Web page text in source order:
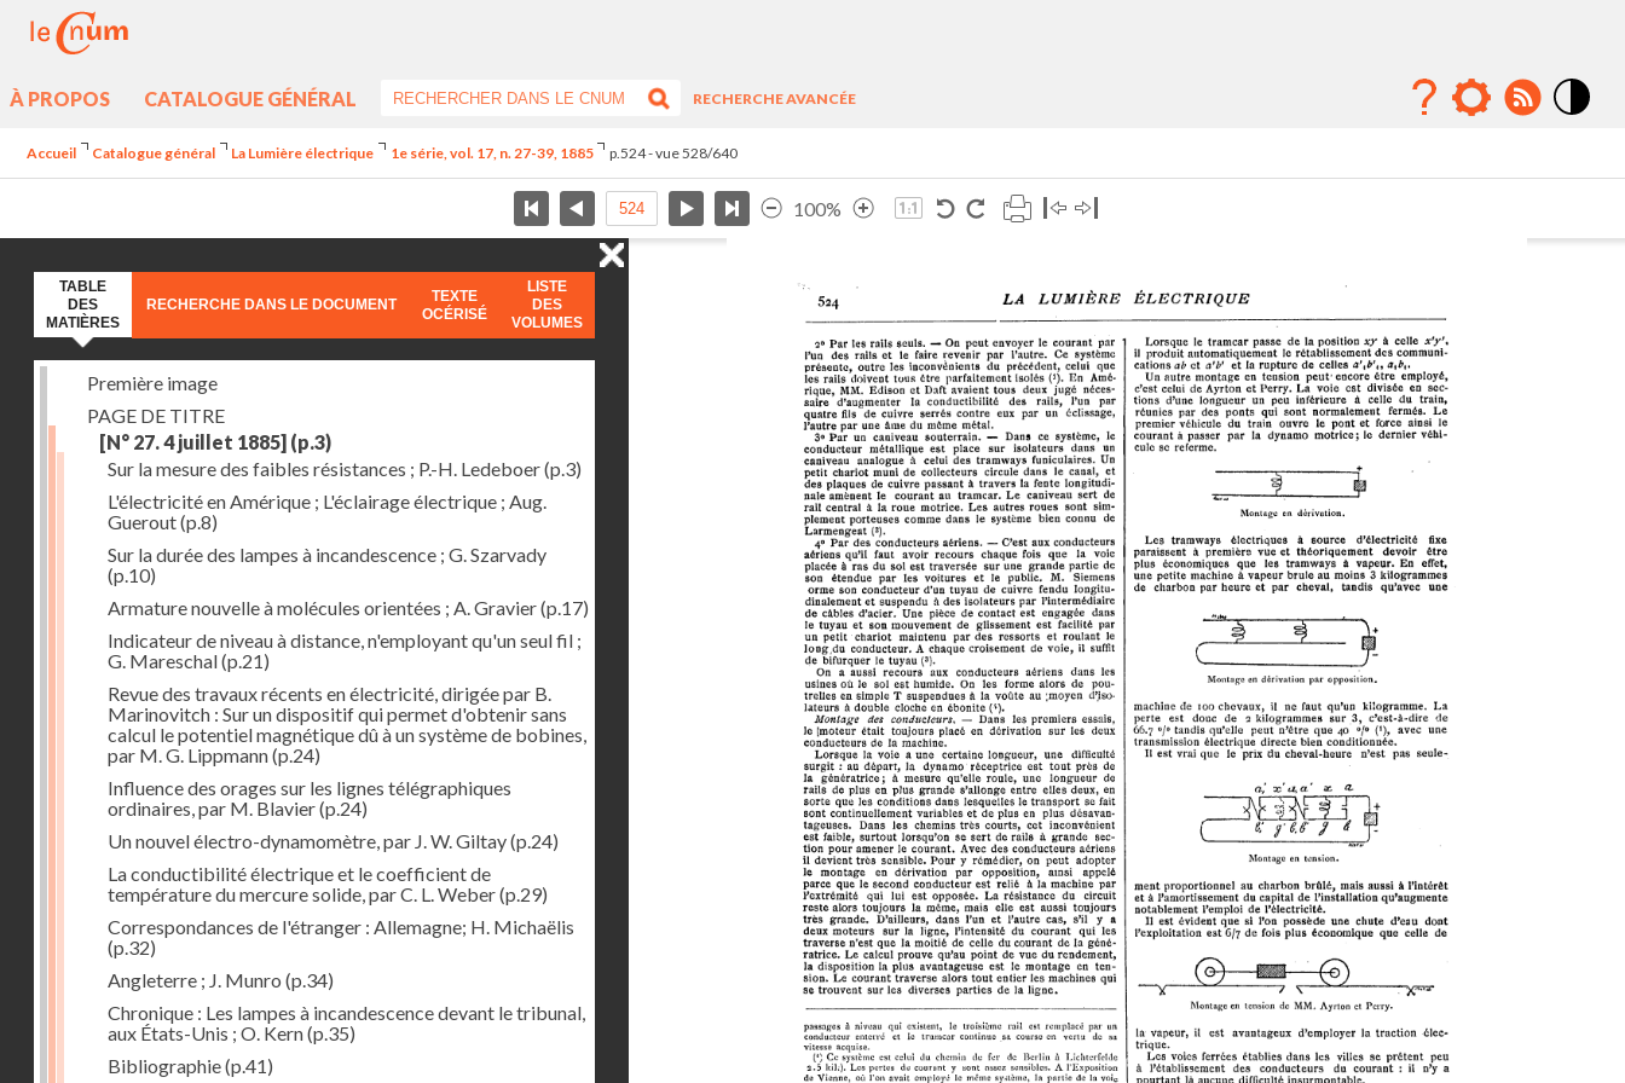
À PROPOS CATALOGUE GÉNÉRAL
RECHERCHE AVANCÉE
Accueil Catalogue général La Lumière électrique 1e série, vol. 17, n. 27-39, 1885 p.524 - vue 528/640
100%
TABLE
DES
MATIÈRES
RECHERCHE DANS LE DOCUMENT
TEXTE
OCÉRISÉ
LISTE
DES
VOLUMES
Première image
PAGE DE TITRE
[N° 27. 4 juillet 1885] (p.3)
Sur la mesure des faibles résistances ; P.-H. Ledeboer(p.3)
L'électricité en Amérique ; L'éclairage électrique ; Aug.
Guerout(p.8)
Sur la durée des lampes à incandescence ; G. Szarvady
(p.10)
Armature nouvelle à molécules orientées ; A. Gravier(p.17)
Indicateur de niveau à distance, n'employant qu'un seul fil ;
G. Mareschal(p.21)
Revue des travaux récents en électricité, dirigée par B.
Marinovitch : Sur un dispositif qui permet d'obtenir sans
calcul le potentiel magnétique dû à un système de bobines,
par M. G. Lippmann(p.24)
Influence des orages sur les lignes télégraphiques
ordinaires, par M. Blavier(p.24)
Un nouvel électro-dynamomètre, par J. W. Giltay(p.24)
La conductibilité électrique et le coefficient de
température du mercure solide, par C. L. Weber(p.29)
Correspondances de l'étranger : Allemagne; H. Michaëlis
(p.32)
Angleterre ; J. Munro (p.34)
Chronique : Les lampes à incandescence devant le tribunal,
aux États-Unis ; O. Kern(p.35)
Bibliographie(p.41)